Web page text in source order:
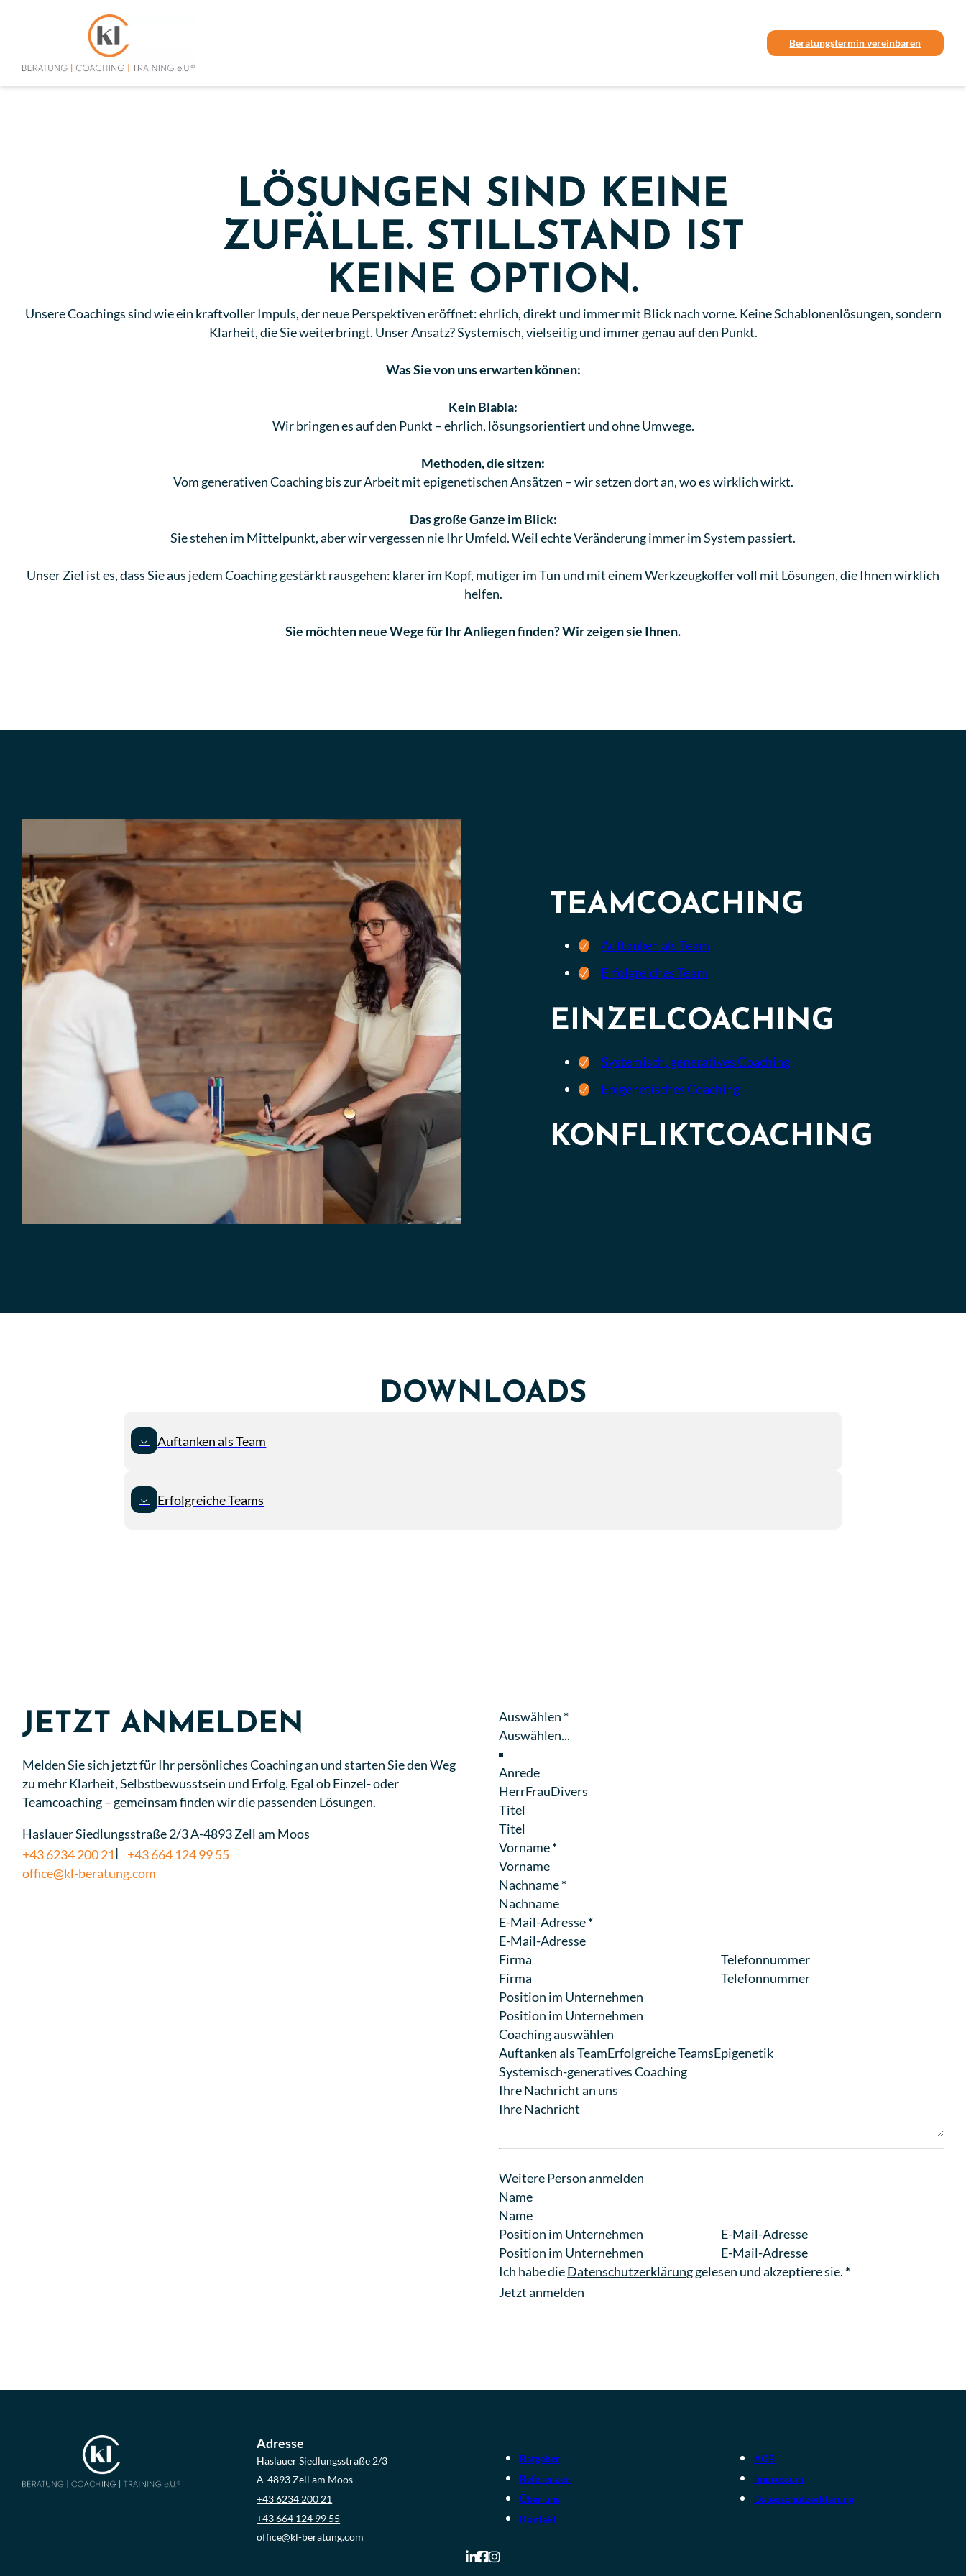
Beratungstermin vereinbaren
LÖSUNGEN SIND KEINE
ZUFÄLLE. STILLSTAND IST
KEINE OPTION.
Unsere Coachings sind wie ein kraftvoller Impuls, der neue Perspektiven eröffnet: ehrlich, direkt und immer mit Blick nach vorne. Keine Schablonenlösungen, sondern
Klarheit, die Sie weiterbringt. Unser Ansatz? Systemisch, vielseitig und immer genau auf den Punkt.
Was Sie von uns erwarten können:
Kein Blabla:
Wir bringen es auf den Punkt – ehrlich, lösungsorientiert und ohne Umwege.
Methoden, die sitzen:
Vom generativen Coaching bis zur Arbeit mit epigenetischen Ansätzen – wir setzen dort an, wo es wirklich wirkt.
Das große Ganze im Blick:
Sie stehen im Mittelpunkt, aber wir vergessen nie Ihr Umfeld. Weil echte Veränderung immer im System passiert.
Unser Ziel ist es, dass Sie aus jedem Coaching gestärkt rausgehen: klarer im Kopf, mutiger im Tun und mit einem Werkzeugkoffer voll mit Lösungen, die Ihnen wirklich
helfen.
Sie möchten neue Wege für Ihr Anliegen finden? Wir zeigen sie Ihnen.
TEAMCOACHING
Auftanken als Team
Erfolgreiches Team
EINZELCOACHING
Systemisch, generatives Coaching
Epigenetisches Coaching
KONFLIKTCOACHING
DOWNLOADS
Auftanken als Team
Erfolgreiche Teams
JETZT ANMELDEN
Melden Sie sich jetzt für Ihr persönliches Coaching an und starten Sie den Weg
zu mehr Klarheit, Selbstbewusstsein und Erfolg. Egal ob Einzel- oder
Teamcoaching – gemeinsam finden wir die passenden Lösungen.
Haslauer Siedlungsstraße 2/3 A-4893 Zell am Moos
+43 6234 200 21
+43 664 124 99 55
office@kl-beratung.com
Section
Auswählen*
Anrede
HerrFrauDivers
Titel
Vorname*
Nachname*
E-Mail-Adresse*
Firma Telefonnummer
Position im Unternehmen
Coaching auswählen
Auftanken als TeamErfolgreiche TeamsEpigenetik
Systemisch-generatives Coaching
Ihre Nachricht an uns
Weitere Person anmelden
Name
Position im Unternehmen E-Mail-Adresse
Ich habe dieDatenschutzerklärunggelesen und akzeptiere sie.*
Jetzt anmelden
Adresse
Haslauer Siedlungsstraße 2/3
A-4893 Zell am Moos
+43 6234 200 21
+43 664 124 99 55
office@kl-beratung.com
Ratgeber
Referenzen
Über uns
Kontakt
AGB
Impressum
Datenschutzerklärung